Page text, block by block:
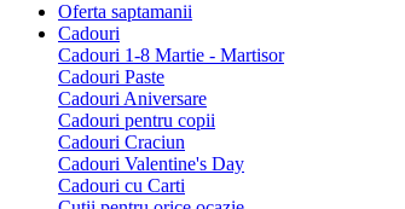
Oferta saptamanii
Cadouri
Cadouri 1-8 Martie - Martisor
Cadouri Paste
Cadouri Aniversare
Cadouri pentru copii
Cadouri Craciun
Cadouri Valentine's Day
Cadouri cu Carti